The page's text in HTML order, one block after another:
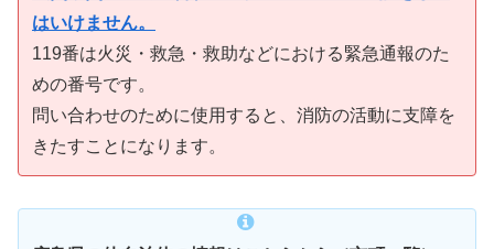
はいけません。
119番は火災・救急・救助などにおける緊急通報のた
めの番号です。
問い合わせのために使用すると、消防の活動に支障を
きたすことになります。